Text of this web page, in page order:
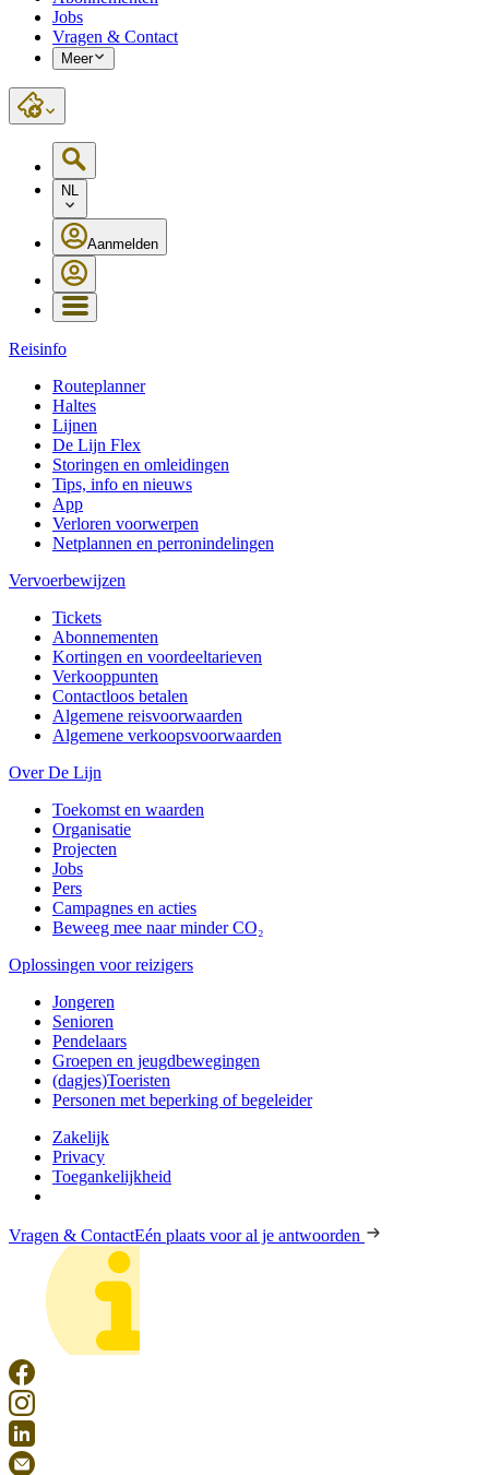
Jobs
Vragen & Contact
Meer
NL
Aanmelden
Reisinfo
Routeplanner
Haltes
Lijnen
De Lijn Flex
Storingen en omleidingen
Tips, info en nieuws
App
Verloren voorwerpen
Netplannen en perronindelingen
Vervoerbewijzen
Tickets
Abonnementen
Kortingen en voordeeltarieven
Verkooppunten
Contactloos betalen
Algemene reisvoorwaarden
Algemene verkoopsvoorwaarden
Over De Lijn
Toekomst en waarden
Organisatie
Projecten
Jobs
Pers
Campagnes en acties
Beweeg mee naar minder CO₂
Oplossingen voor reizigers
Jongeren
Senioren
Pendelaars
Groepen en jeugdbewegingen
(dagjes)Toeristen
Personen met beperking of begeleider
Zakelijk
Privacy
Toegankelijkheid
Vragen & ContactEén plaats voor al je antwoorden